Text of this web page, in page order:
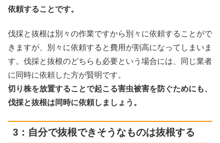
依頼することです。
伐採と抜根は別々の作業ですから別々に依頼することがで
きますが、別々に依頼すると費用が割高になってしまいま
す。伐採と抜根のどちらも必要という場合には、同じ業者
に同時に依頼した方が賢明です。
切り株を放置することで起こる害虫被害を防ぐためにも、
伐採と抜根は同時に依頼しましょう。
3：自分で抜根できそうなものは抜根する